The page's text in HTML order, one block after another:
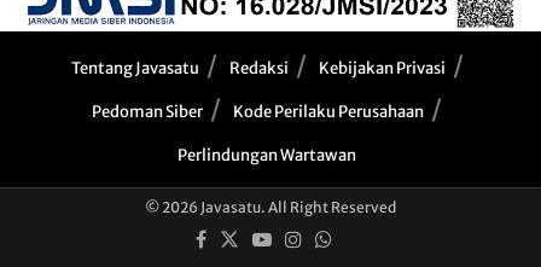
Tentang Javasatu Redaksi Kebijakan Privasi
Pedoman Siber Kode Perilaku Perusahaan
Perlindungan Wartawan
© 2026 Javasatu. All Right Reserved